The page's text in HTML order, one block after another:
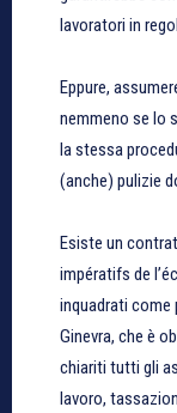
lavoratori in
Eppure,
nemmeno se lo
la stessa
(anche) pulizie
Esiste un
impératifs de
inquadrati come
Ginevra, che è
chiariti tutti gli
lavoro,